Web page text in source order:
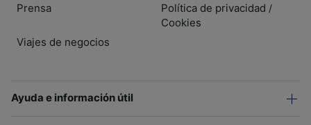
Prensa
Viajes de negocios
Política de privacidad /
Cookies
Ayuda e información útil